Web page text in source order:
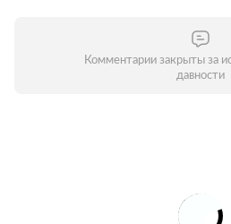
Комментарии закрыты за
давности